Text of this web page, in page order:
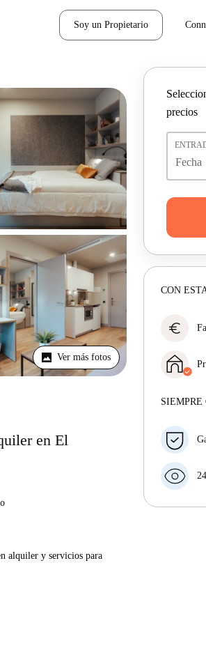
Soy un Propietario
Ver más fotos
en El
alquiler y servicios para
precios
CON
euro
para
Más
SIEMPRE
el